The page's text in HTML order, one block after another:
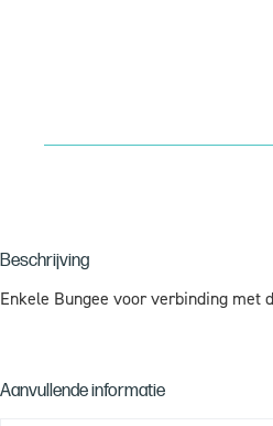
Beschrijving
Enkele Bungee voor verbinding met
Aanvullende informatie